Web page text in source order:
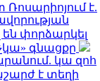
է.
են փորձարկել
գնացքը
կա զոհ
է տեղի